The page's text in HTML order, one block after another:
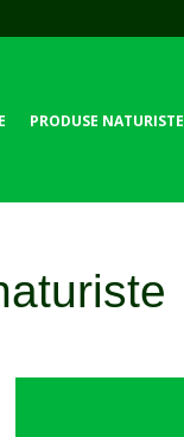
PRODUSE NATURISTE